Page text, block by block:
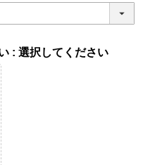
選択してください